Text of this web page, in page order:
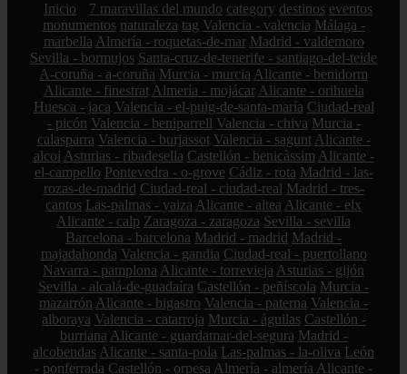
Inicio 7 maravillas del mundo category destinos eventos
monumentos naturaleza tag Valencia - valencia Málaga -
marbella Almería - roquetas-de-mar Madrid - valdemoro
Sevilla - bormujos Santa-cruz-de-tenerife - santiago-del-teide
A-coruña - a-coruña Murcia - murcia Alicante - benidorm
Alicante - finestrat Almería - mojácar Alicante - orihuela
Huesca - jaca Valencia - el-puig-de-santa-maría Ciudad-real
- picón Valencia - beniparrell Valencia - chiva Murcia -
calasparra Valencia - burjassot Valencia - sagunt Alicante -
alcoi Asturias - ribadesella Castellón - benicàssim Alicante -
el-campello Pontevedra - o-grove Cádiz - rota Madrid - las-
rozas-de-madrid Ciudad-real - ciudad-real Madrid - tres-
cantos Las-palmas - yaiza Alicante - altea Alicante - elx
Alicante - calp Zaragoza - zaragoza Sevilla - sevilla
Barcelona - barcelona Madrid - madrid Madrid -
majadahonda Valencia - gandia Ciudad-real - puertollano
Navarra - pamplona Alicante - torrevieja Asturias - gijón
Sevilla - alcalá-de-guadaíra Castellón - peñíscola Murcia -
mazarrón Alicante - bigastro Valencia - paterna Valencia -
alboraya Valencia - catarroja Murcia - águilas Castellón -
burriana Alicante - guardamar-del-segura Madrid -
alcobendas Alicante - santa-pola Las-palmas - la-oliva León
- ponferrada Castellón - orpesa Almería - almería Alicante -